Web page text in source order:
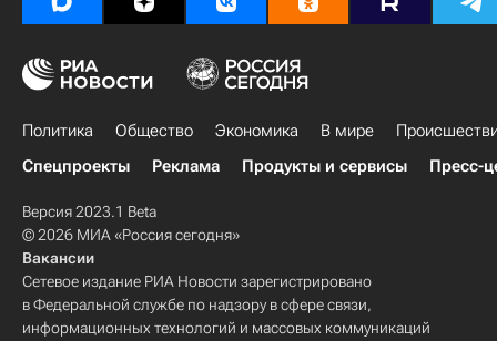
Политика Общество Экономика В мире
Спецпроекты
Реклама Продукты и сервисы Пресс-
Версия 2023.1 Beta
© 2026 МИА «Россия сегодня»
Вакансии
Сетевое издание РИА Новости зарегистрировано
в Федеральной службе по надзору в сфере связи,
информационных технологий и массовых коммуникаций